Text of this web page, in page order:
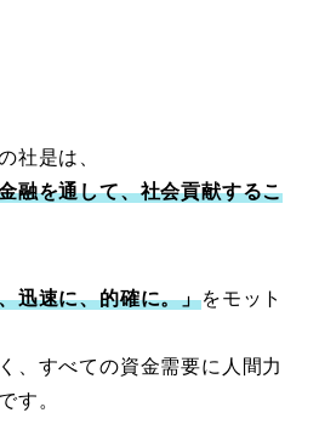
社是は、
融を通して、社会貢献するこ
迅速に、的確に。」をモット
、すべての資金需要に人間力
す。